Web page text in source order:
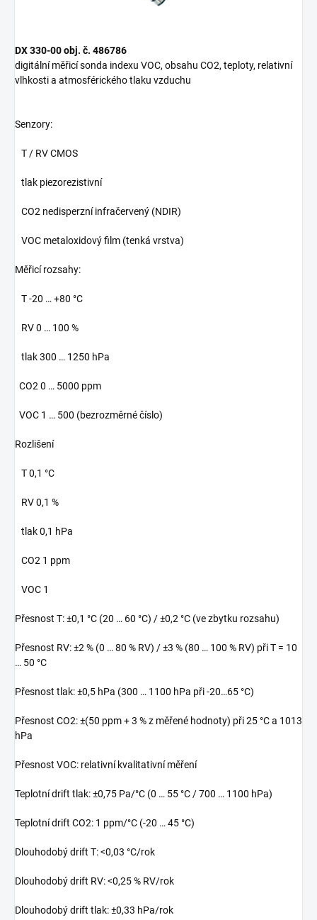
DX 330-00 obj. č. 486786
digitální měřicí sonda indexu VOC, obsahu CO2, teploty, relativní
vlhkosti a atmosférického tlaku vzduchu
Senzory:
T / RV CMOS
tlak piezorezistivní
CO2 nedisperzní infračervený (NDIR)
VOC metaloxidový film (tenká vrstva)
Měřicí rozsahy:
T -20 … +80 °C
RV 0 … 100 %
tlak 300 … 1250 hPa
CO2 0 … 5000 ppm
VOC 1 … 500 (bezrozměrné číslo)
Rozlišení
T 0,1 °C
RV 0,1 %
tlak 0,1 hPa
CO2 1 ppm
VOC 1
Přesnost T: ±0,1 °C (20 … 60 °C) / ±0,2 °C (ve zbytku rozsahu)
Přesnost RV: ±2 % (0 … 80 % RV) / ±3 % (80 … 100 % RV) při T = 10
… 50 °C
Přesnost tlak: ±0,5 hPa (300 … 1100 hPa při -20…65 °C)
Přesnost CO2: ±(50 ppm + 3 % z měřené hodnoty) při 25 °C a 1013
hPa
Přesnost VOC: relativní kvalitativní měření
Teplotní drift tlak: ±0,75 Pa/°C (0 … 55 °C / 700 … 1100 hPa)
Teplotní drift CO2: 1 ppm/°C (-20 … 45 °C)
Dlouhodobý drift T: <0,03 °C/rok
Dlouhodobý drift RV: <0,25 % RV/rok
Dlouhodobý drift tlak: ±0,33 hPa/rok